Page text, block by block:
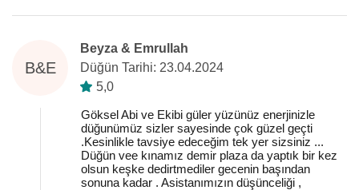
B&E
Beyza & Emrullah
Düğün Tarihi: 23.04.2024
5,0
Göksel Abi ve Ekibi güler yüzünüz enerjinizle
düğunümüz sizler sayesinde çok güzel geçti
.Kesinlikle tavsiye edeceğim tek yer sizsiniz ...
Düğün vee kınamız demir plaza da yaptık bir kez
olsun keşke dedirtmediler gecenin başından
sonuna kadar . Asistanımızın düşünceliği ,